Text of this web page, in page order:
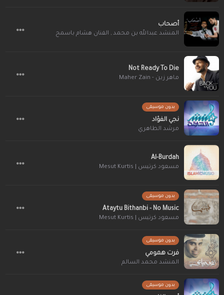
أصحاب
المنشد عبدالله بن محمد , الفنان هشام باسمح
Not Ready To Die
ماهر زين - Maher Zain
بدون موسيقى
نجي الفؤاد
مرشد الطاهري
Al-Burdah
مسعود كرتيس | Mesut Kurtis
بدون موسيقى
Ataytu Bithanbi - No Music
مسعود كرتيس | Mesut Kurtis
بدون موسيقى
فرت همومي
المنشد محمد السالم
بدون موسيقى